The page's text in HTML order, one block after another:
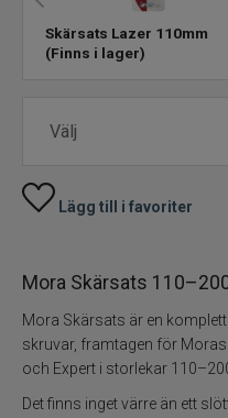
Stolryggsäckar och
Tillbehör till vinterfisket
Kläder
Trolling
Varumärken
Skärsats Lazer 110mm
(Finns i lager)
Lägg till i favoriter
Mora Skärsats
Mora Skärsats är en
skruvar, framtagen för
och Expert i storlekar
Det finns inget värre än ett